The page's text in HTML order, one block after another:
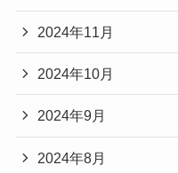
2024年11月
2024年10月
2024年9月
2024年8月